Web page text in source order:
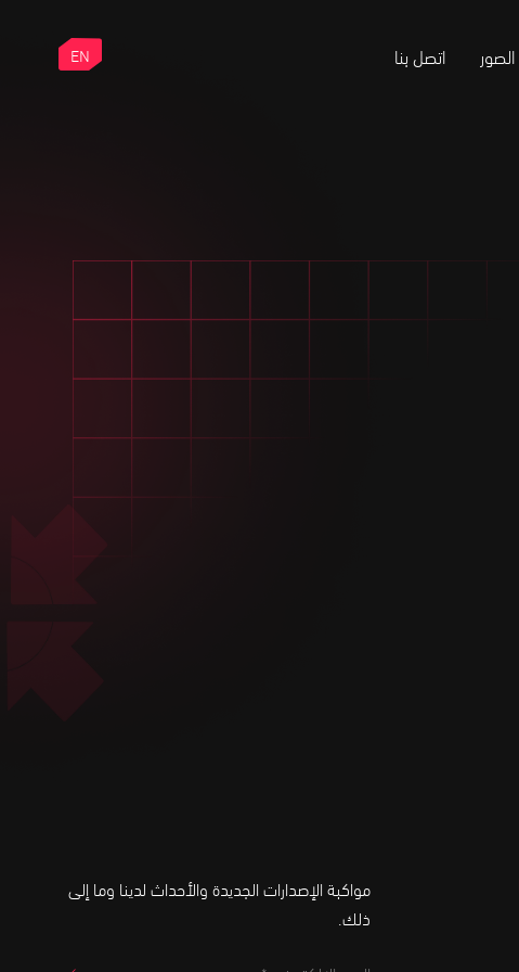
EN الصور اتصل بنا
مواكبة الإصدارات الجديدة والأحداث لدينا وما إلى
ذلك.